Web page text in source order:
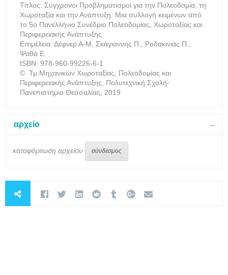
Τίτλος: Σύγχρονοι Προβληματισμοί για την Πολεοδομία, τη
Χωροταξία και την Ανάπτυξη: Μια συλλογή κειμένων από
το 5ο Πανελλήνιο Συνέδριο Πολεοδομίας, Χωροταξίας και
Περιφερειακής Ανάπτυξης
Επιμέλεια: Δέφνερ Α-Μ, Σκάγιαννης Π., Ροδακινιάς Π.,
Ψαθά Ε.
ISBN: 978-960-99226-6-1
© Τμ.Μηχανικών Χωροταξίας, Πολεοδομίας και
Περιφερειακής Ανάπτυξης, Πολυτεχνική Σχολή-
Πανεπιστήμιο Θεσσαλίας, 2019
αρχείο
καταφόρτωση αρχείου σύνδεσμος